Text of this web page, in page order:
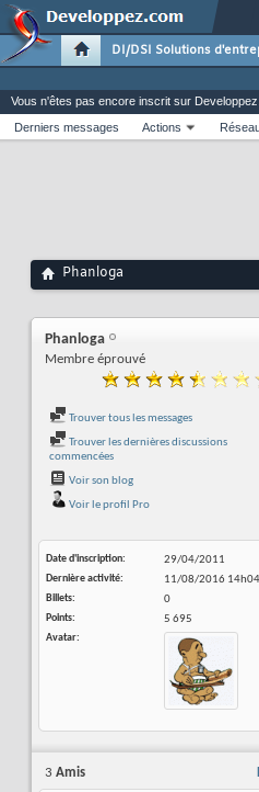
DI/DSI Solutions
Vous n'êtes pas encore inscrit sur
Derniers messages
Actions
Phanloga
Phanloga
Membre éprouvé
Trouver tous les messages
Trouver les dernières discussions
commencées
Voir son blog
Voir le profil Pro
Date d'inscription
29/04/2011
Dernière activité
11/08/2016 14h04
Billets
0
Points
5 695
Avatar
3 Amis